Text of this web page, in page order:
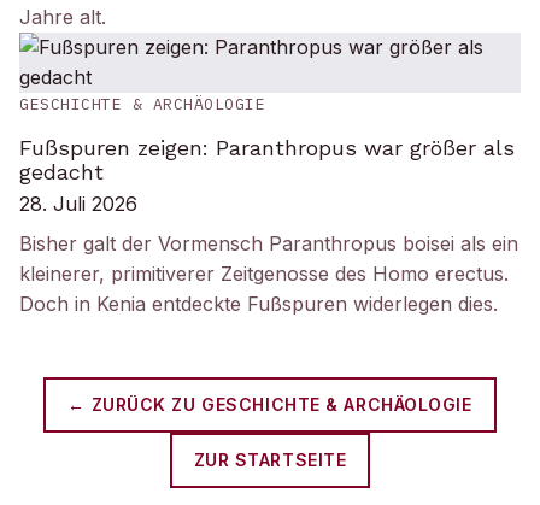
Jahre alt.
GESCHICHTE & ARCHÄOLOGIE
Fußspuren zeigen: Paranthropus war größer als
gedacht
28. Juli 2026
Bisher galt der Vormensch Paranthropus boisei als ein
kleinerer, primitiverer Zeitgenosse des Homo erectus.
Doch in Kenia entdeckte Fußspuren widerlegen dies.
← ZURÜCK ZU GESCHICHTE & ARCHÄOLOGIE
ZUR STARTSEITE